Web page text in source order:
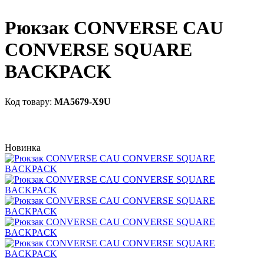
Рюкзак CONVERSE CAU
CONVERSE SQUARE
BACKPACK
MA5679-X9U
Новинка